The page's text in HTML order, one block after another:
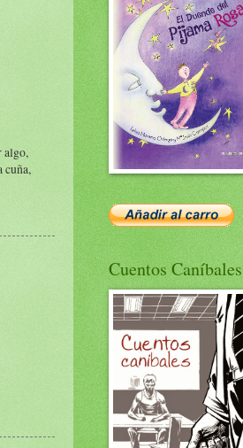
algo,
cuña,
Cuentos Caníbales